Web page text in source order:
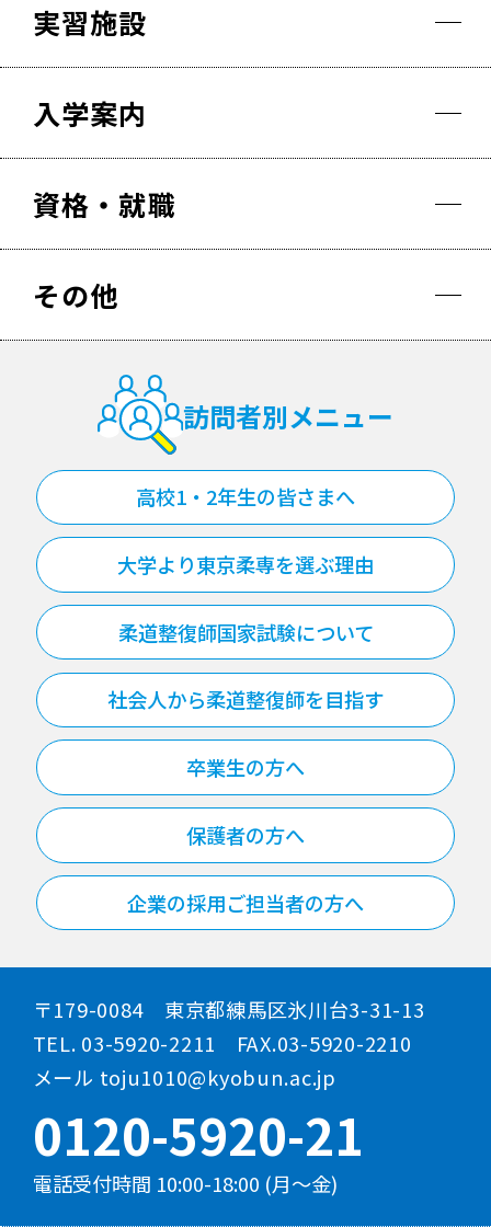
実習施設
入学案内
資格・就職
その他
訪問者別メニュー
高校1・2年生の皆さまへ
大学より東京柔専を選ぶ理由
柔道整復師国家試験について
社会人から柔道整復師を目指す
卒業生の方へ
保護者の方へ
企業の採用ご担当者の方へ
〒179-0084 東京都練馬区氷川台3-31-13
TEL. 03-5920-2211 FAX.03-5920-2210
メール toju1010@kyobun.ac.jp
0120-5920-21
電話受付時間 10:00-18:00 (月～金)